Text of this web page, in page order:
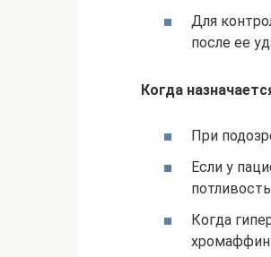
Для
после ее
Когда
При
Если у
Когда